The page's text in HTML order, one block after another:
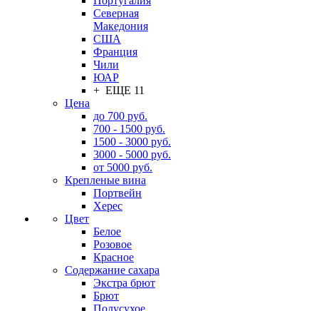
Северная
Македония
США
Франция
Чили
ЮАР
+ ЕЩЕ 11
Цена
до 700 руб.
700 - 1500 руб.
1500 - 3000 руб.
3000 - 5000 руб.
от 5000 руб.
Крепленые вина
Портвейн
Херес
Цвет
Белое
Розовое
Красное
Содержание сахара
Экстра брют
Брют
Полусухое